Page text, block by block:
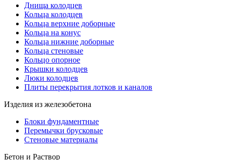
Днища колодцев
Кольца колодцев
Кольца верхние доборные
Кольца на конус
Кольца нижние доборные
Кольца стеновые
Кольцо опорное
Крышки колодцев
Люки колодцев
Плиты перекрытия лотков и каналов
Изделия из железобетона
Блоки фундаментные
Перемычки брусковые
Стеновые материалы
Бетон и Раствор